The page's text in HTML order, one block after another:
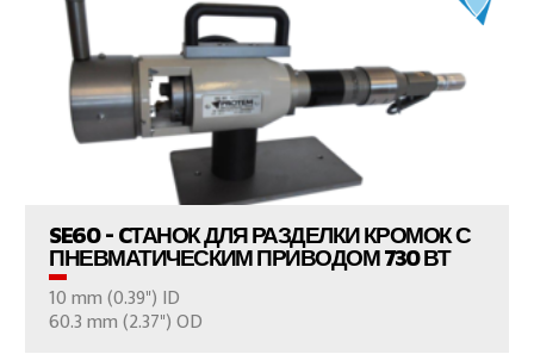
SE60 - CТАНОК ДЛЯ РАЗДЕЛКИ КРОМОК С
ПНЕВМАТИЧЕСКИМ ПРИВОДОМ 730 ВТ
10 mm (0.39") ID
60.3 mm (2.37") OD
ПРОСМОТР ПРОДУКТОВ